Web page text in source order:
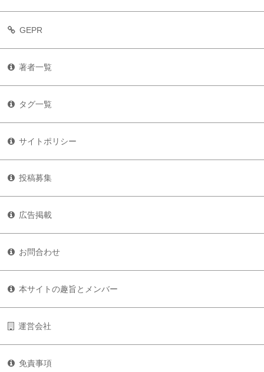
GEPR
著者一覧
タグ一覧
サイトポリシー
投稿募集
広告掲載
お問合わせ
本サイトの趣旨とメンバー
運営会社
免責事項